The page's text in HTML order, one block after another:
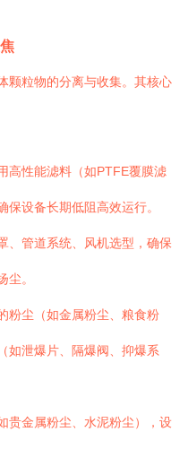
颗粒物的分离与收集。其核心
高性能滤料（如PTFE覆膜滤
设备长期低阻高效运行。
、管道系统、风机选型，确保
。
粉尘（如金属粉尘、粮食粉
如泄爆片、隔爆阀、抑爆系
贵金属粉尘、水泥粉尘），设